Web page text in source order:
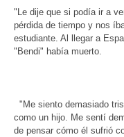
"Le dije que si podía ir a
pérdida de tiempo y nos
estudiante. Al llegar a
"Bendi" había muerto.
"Me siento demasiado
como un hijo. Me sentí
de pensar cómo él sufrió